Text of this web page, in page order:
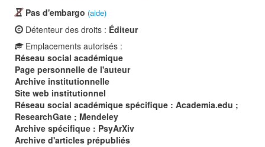
Pas d'embargo (aide)
Détenteur des droits : Éditeur
Emplacements autorisés :
Réseau social académique
Page personnelle de l'auteur
Archive institutionnelle
Site web institutionnel
Réseau social académique spécifique : Academia.edu ;
ResearchGate ; Mendeley
Archive spécifique : PsyArXiv
Archive d'articles prépubliés